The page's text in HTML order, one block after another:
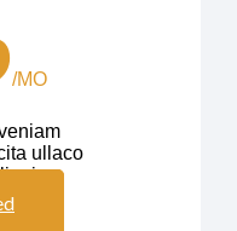
/MO
ullaco